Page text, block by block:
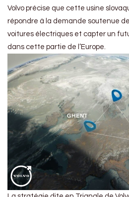
Volvo précise que cette usine
répondre à la demande soutenue
voitures électriques et capter un
dans cette partie de l’Europe.